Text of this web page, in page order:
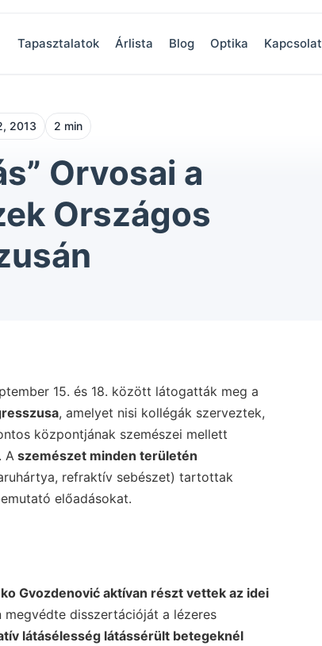
Tapasztalatok Árlista Blog Optika Kapcsolat
2013 2 min
Orvosai a
Országos
15. és 18. között látogatták meg a
, amelyet nisi kollégák szerveztek,
központjának szemészei mellett
Aszemészet minden területén
refraktív sebészet) tartottak
előadásokat.
Gvozdenović aktívan részt vettek az idei
megvédte disszertációját a lézeres
látásélesség látássérült betegeknél